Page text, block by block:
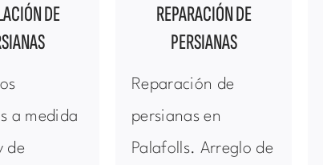
DE
a medida
de
REPARACIÓN DE
PERSIANAS
Reparación de
persianas en
Palafolls. Arreglo de